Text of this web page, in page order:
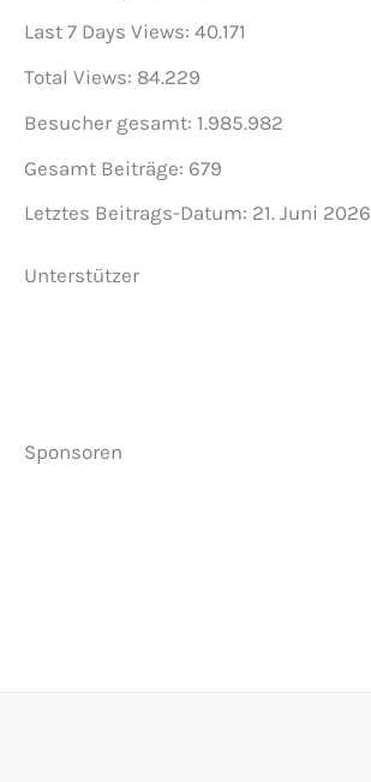
Last 7 Days Views: 40.171
Total Views: 84.229
Besucher gesamt: 1.985.982
Gesamt Beiträge: 679
Letztes Beitrags-Datum: 21. Juni 2026
Unterstützer
Sponsoren